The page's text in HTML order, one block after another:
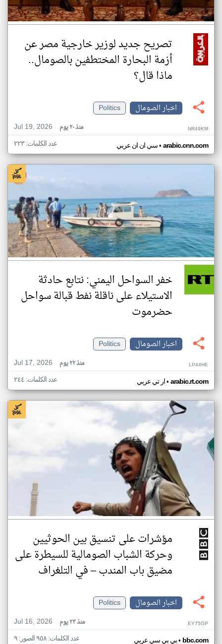
تصريح جديد لوزير خارجية مصر عن
أزمة البحارة المختطفين بالصومال..
ماذا قال؟
اخبار الصومال
Politics
Jul 19, 2026
منذ ٢٠ يوم NR49KM
سي ان ان عربي• arabic.cnn.com عدد الكلمات: ٢٢٣
خفر السواحل اليمني: نتابع حادثة
الاستيلاء على ناقلة نفط قبالة سواحل
حضرموت
اخبار الصومال
Politics
Jul 17, 2026
منذ ٢٢ يوم LP44HE
ار تي عربي• arabic.rt.com عدد الكلمات: ٢٤٤
مؤشرات على تنسيق بين الحوثيين
وحركة الشباب الصومالية للسيطرة على
مضيق باب المندب – في التلغراف
اخبار الصومال
Politics
Jul 16, 2026
منذ ٢٣ يوم EY75GP
بي بي سي عربي• bbc.com عدد الكلمات: ٩٥٨ الصور: ٩